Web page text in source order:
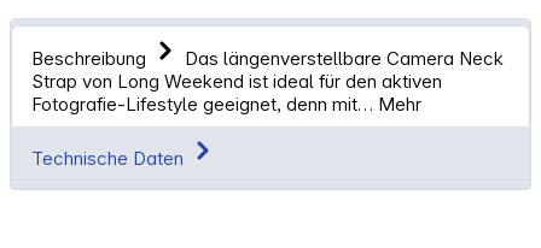
Beschreibung
Das längenverstellbare Camera Neck
Strap von Long Weekend ist ideal für den aktiven
Fotografie-Lifestyle geeignet, denn mit… Mehr
Technische Daten